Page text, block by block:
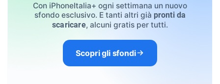
Con iPhoneItalia+ ogni settimana un nuovo
sfondo esclusivo. E tanti altri già pronti da
scaricare, alcuni gratis per tutti.
Scopri gli sfondi